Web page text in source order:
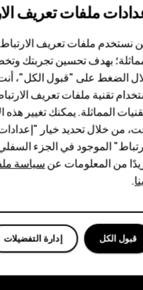
Discord
ملفات تعريف
نستخدم ملفات تعريف
بهدف تحسين تجربتك
الضغط على "قبول الكل"،
تقنية ملفات تعريف
المماثلة. يمكنك تغيير
من خلال تحديد خيار
الموجود في الجزء
من المعلومات عنسياسة
.
إدارة التفضيلات قبول الكل